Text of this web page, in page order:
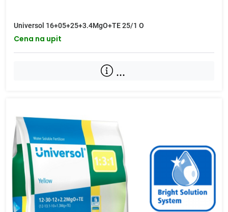
Universol 16+05+25+3.4MgO+TE 25/1 O
Cena na upit
...